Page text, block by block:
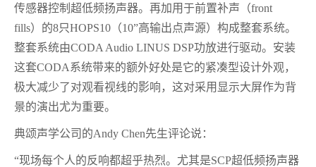
传感器控制超低频扬声器。再加用于前置补声（front
fills）的8只HOPS10（10”高输出点声源）构成整套系统。
整套系统由CODA Audio LINUS DSP功放进行驱动。安装
这套CODA系统带来的额外好处是它的紧凑型设计外观，
极大减少了对观看视线的影响，这对采用显示大屏作为背
景的演出尤为重要。
典颂声学公司的Andy Chen先生评论说：
“现场每个人的反响都超乎热烈。尤其是SCP超低频扬声器